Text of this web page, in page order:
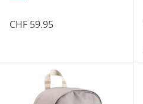
CHF 59.95